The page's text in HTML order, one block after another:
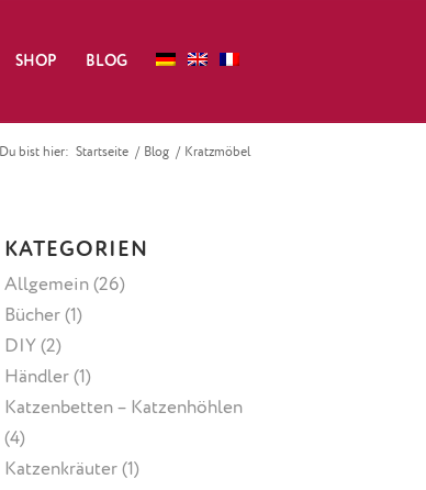
SHOP BLOG
Du bist hier: Startseite / Blog / Kratzmöbel
KATEGORIEN
Allgemein(26)
Bücher(1)
DIY (2)
Händler(1)
Katzenbetten – Katzenhöhlen
(4)
Katzenkräuter(1)